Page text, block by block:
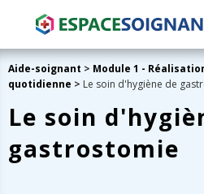
Aide-soignant > Module 1 -
quotidienne > Le soin d'hygiène de
Le soin
gastrostomie